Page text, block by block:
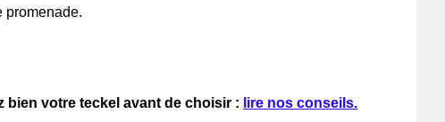
promenade.
bien votre teckel avant de choisir : lire nos conseils.